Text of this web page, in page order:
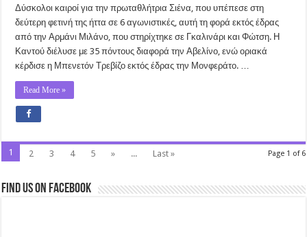
Δύσκολοι καιροί για την πρωταθλήτρια Σιένα, που υπέπεσε στη
δεύτερη φετινή της ήττα σε 6 αγωνιστικές, αυτή τη φορά εκτός έδρας
από την Αρμάνι Μιλάνο, που στηρίχτηκε σε Γκαλινάρι και Φώτση. Η
Καντού διέλυσε με 35 πόντους διαφορά την Αβελίνο, ενώ οριακά
κέρδισε η Μπενετόν Τρεβίζο εκτός έδρας την Μονφεράτο. …
Read More »
Page 1 of 6
1 2 3 4 5 » ... Last »
Find us on Facebook